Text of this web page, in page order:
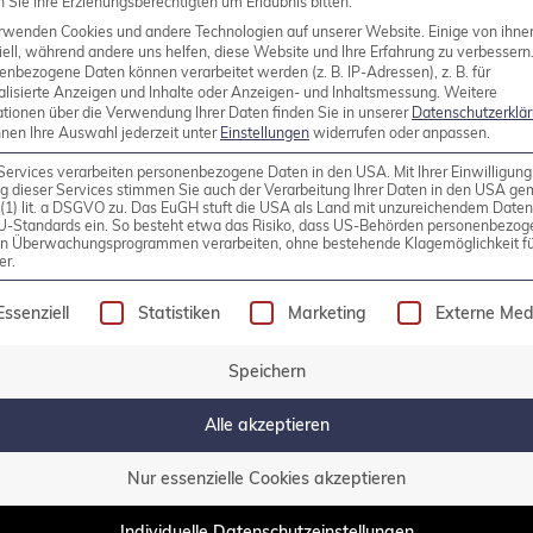
VACUUM
eine neue Fähigkeit: Das
für mehrere wichtige Aufgaben
Verhindern von Bloat in einer Datenbank
des Transaktionszählers (FREEZE) Diverses […]
Cookies und andere Technologien auf unserer Website. Einige von
während andere uns helfen, diese Website und Ihre Erfahrung zu verbessern.
Daten können verarbeitet werden (z. B. IP-Adressen), z. B. für
Anzeigen und Inhalte oder Anzeigen- und Inhaltsmessung. Weitere
über die Verwendung Ihrer Daten finden Sie in unserer
Ihre Auswahl jederzeit unter Einstellungen widerrufen oder anpassen.
verarbeiten personenbezogene Daten in den USA. Mit Ihrer
dieser Services stimmen Sie auch der Verarbeitung Ihrer Daten in den USA
lit. a DSGVO zu. Das EuGH stuft die USA als Land mit unzureichendem
Standards ein. So besteht etwa das Risiko, dass US-Behörden
Überwachungsprogrammen verarbeiten, ohne bestehende Klagemöglichkeit
eine Liste der Service-Gruppen, für die eine
Statistiken Marketing Externe
Speichern
Alle akzeptieren
Nur essenzielle Cookies akzeptieren